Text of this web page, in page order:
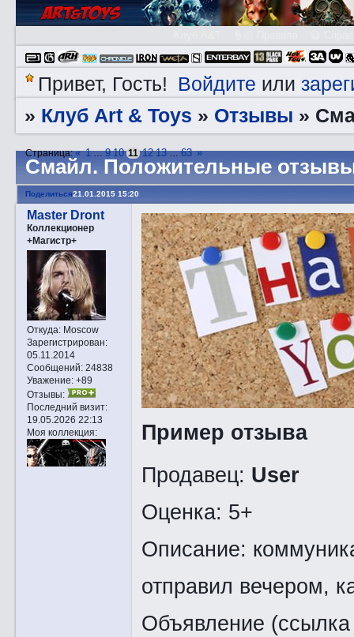
Привет, Гость! Войдите или
» Клуб Art & Toys » Отзывы »
Смaйл. Положительные
Страница:« 1 … 9 10 11 12 13 … 63 »
Поделиться21.01.2015 15:20
Master Dront
Коллекционер
+Магистр+
Откуда:Moscow
Зарегистрирован:
05.11.2014
Сообщений:24838
Уважение: +89
Отзывы:
Последний визит:
19.05.2026 22:13
Моя коллекция:
Пример отзыва
Продавец: User
Оценка: 5+
Описание:
отправил вечером,
Объявление (ссылка